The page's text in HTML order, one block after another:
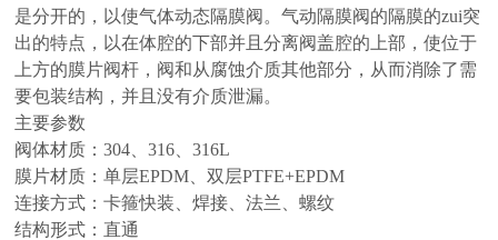
是分开的，以使气体动态隔膜阀。气动隔膜阀的隔膜的zui突
出的特点，以在体腔的下部并且分离阀盖腔的上部，使位于
上方的膜片阀杆，阀和从腐蚀介质其他部分，从而消除了需
要包装结构，并且没有介质泄漏。
主要参数
阀体材质：304、316、316L
膜片材质：单层EPDM、双层PTFE+EPDM
连接方式：卡箍快装、焊接、法兰、螺纹
结构形式：直通